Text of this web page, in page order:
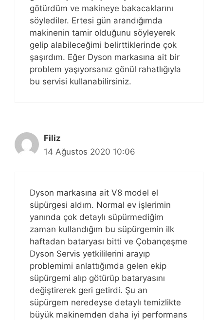
götürdüm ve makineye bakacaklarını
söylediler. Ertesi gün arandığımda
makinenin tamir olduğunu söyleyerek
gelip alabileceğimi belirttiklerinde çok
şaşırdım. Eğer Dyson markasına ait bir
problem yaşıyorsanız gönül rahatlığıyla
bu servisi kullanabilirsiniz.
Filiz
14 Ağustos 2020 10:06
Dyson markasına ait V8 model el
süpürgesi aldım. Normal ev işlerimin
yanında çok detaylı süpürmediğim
zaman kullandığım bu süpürgemin ilk
haftadan bataryası bitti ve Çobançeşme
Dyson Servis yetkililerini arayıp
problemimi anlattığımda gelen ekip
süpürgemi alıp götürüp bataryasını
değiştirerek geri getirdi. Şu an
süpürgem neredeyse detaylı temizlikte
büyük makinemden daha iyi performans